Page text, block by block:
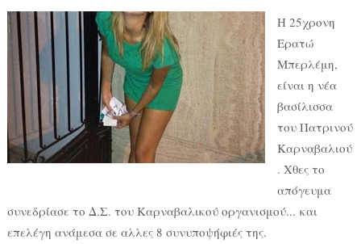
Η 25χρονη
Ερατώ
Μπερλέμη,
είναι η νέα
βασίλισσα
του Πατρινού
Καρναβαλιού
. Χθες το
απόγευμα
συνεδρίασε το Δ.Σ. του Καρναβαλικού οργανισμού... και
επελέγη ανάμεσα σε αλλες 8 συνυποψήφιές της.